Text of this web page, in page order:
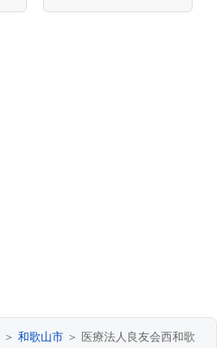
＞ 和歌山市 ＞ 医療法人良友会西和歌